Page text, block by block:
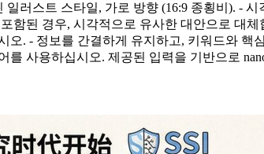
러스트 스타일, 가로 방향 (16:9 종횡비). -
된 경우, 시각적으로 유사한 대안으로 대
. - 정보를 간결하게 유지하고, 키워드와 핵
사용하십시오. 제공된 입력을 기반으로